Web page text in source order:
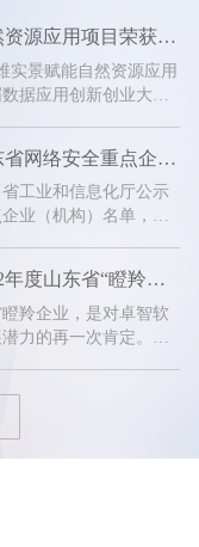
三维实景赋能自然资源应用项目荣获山东省第四届数据应用创新创业大赛优秀奖！
实景赋能自然资源应用
据应用创新创业大赛
卓智软件入选山东省网络安全重点企业！
工业和信息化厅公示
业（机构）名单，东
卓智软件获批2022年度山东省“瞪羚企业”！
羚企业，是对卓智软
力的再一次肯定。下
！